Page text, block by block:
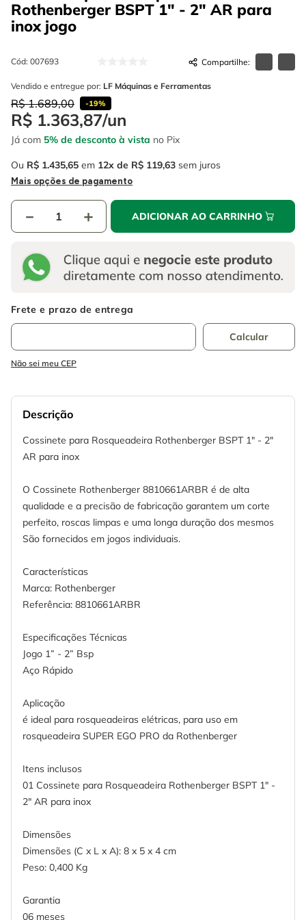
Rothenberger BSPT 1" - 2" AR para
inox jogo
Cód: 007693
Vendido e entregue por: LF Máquinas e Ferramentas
R$ 1.689,00 -19%
R$ 1.363,87/un
Já com 5% de desconto à vista no Pix
Ou R$ 1.435,65 em 12 R$ 119,63 sem juros
Mais opções de pagamento
＋
－ ADICIONAR AO CARRINHO
Não sei meu CEP
Descrição
Cossinete para Rosqueadeira Rothenberger BSPT 1" - 2"
AR para inox
O Cossinete Rothenberger 8810661ARBR é de alta
qualidade e a precisão de fabricação garantem um corte
perfeito, roscas limpas e uma longa duração dos mesmos
São fornecidos em jogos individuais.
Características
Marca: Rothenberger
Referência: 8810661ARBR
Especificações Técnicas
Jogo 1” - 2” Bsp
Aço Rápido
Aplicação
é ideal para rosqueadeiras elétricas, para uso em
rosqueadeira SUPER EGO PRO da Rothenberger
Itens inclusos
01 Cossinete para Rosqueadeira Rothenberger BSPT 1" -
2" AR para inox
Dimensões
Dimensões (C x L x A): 8 x 5 x 4 cm
Peso: 0,400 Kg
Garantia
06 meses
6º serra copo
7º luva
8º fio
9º lavadora alta pressão
10º alicate
º escada
º serra circular
º serra copo
º luva
º fio
º lavadora alta pressão
10º alicate